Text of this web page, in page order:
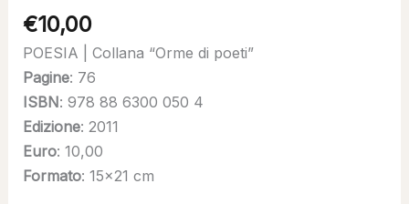
€10,00
POESIA | Collana “Orme di poeti”
Pagine: 76
ISBN: 978 88 6300 050 4
Edizione: 2011
Euro: 10,00
Formato: 15×21 cm